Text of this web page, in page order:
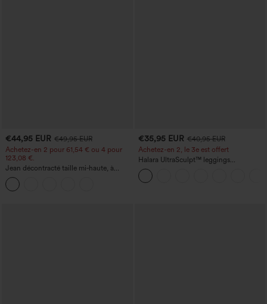
€44,95 EUR €49,95 EUR
Achetez-en 2 pour 61,54 € ou 4 pour
123,08 €.
Jean décontracté taille mi‑haute, à
cordon de serrage, avec poches
€35,95 EUR €40,95 EUR
Achetez-en 2, le 3e est offert
Halara UltraSculpt™ leggings
d'entraînement taille haute — fronces
liftantes pour le fessier, maintien gainant
du ventre et poche